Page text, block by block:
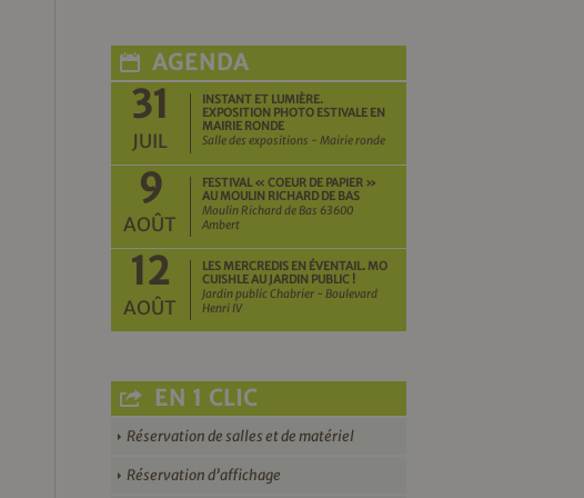
AGENDA
31
JUIL
INSTANT ET LUMIÈRE.
EXPOSITION PHOTO ESTIVALE EN
MAIRIE RONDE
Salle des expositions - Mairie ronde
9
AOÛT
FESTIVAL « COEUR DE PAPIER »
AU MOULIN RICHARD DE BAS
Moulin Richard de Bas 63600
Ambert
12
AOÛT
LES MERCREDIS EN ÉVENTAIL. MO
CUISHLE AU JARDIN PUBLIC !
Jardin public Chabrier - Boulevard
Henri IV
EN 1 CLIC
Réservation de salles et de matériel
Réservation d’affichage